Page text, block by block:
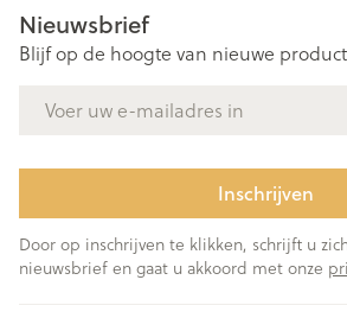
Nieuwsbrief
Blijf op de hoogte van nieuwe
Inschrijven
Door op inschrijven te klikken, schrijft u
nieuwsbrief en gaat u akkoord met onze